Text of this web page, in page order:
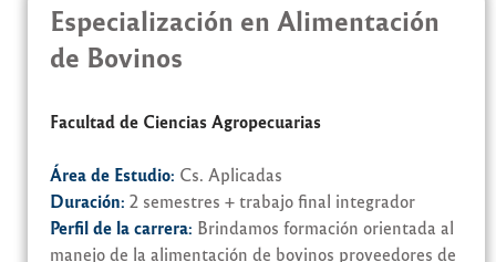
Especialización en Alimentación
de Bovinos
Facultad de Ciencias Agropecuarias
Área de Estudio: Cs. Aplicadas
Duración: 2 semestres + trabajo final integrador
Perfil de la carrera: Brindamos formación orientada al
manejo de la alimentación de bovinos proveedores de